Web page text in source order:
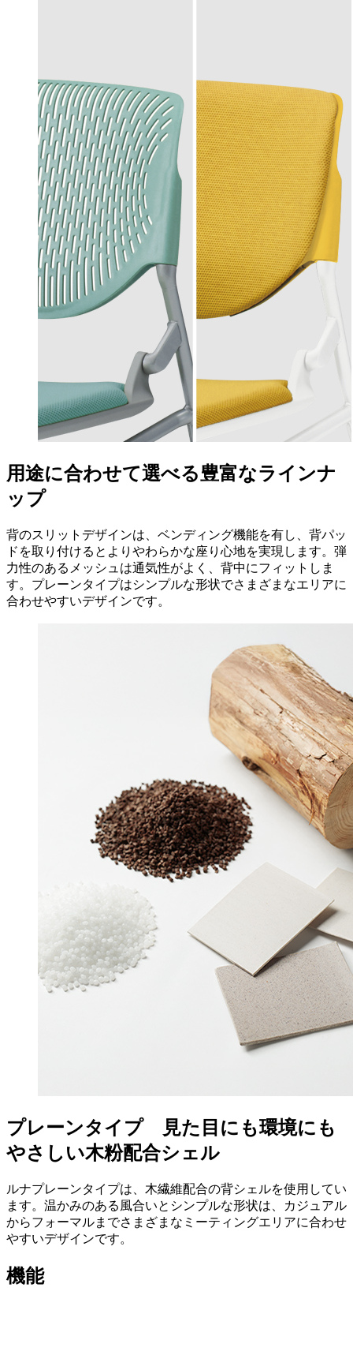
用途に合わせて選べる豊富なラインナ
ップ
背のスリットデザインは、ベンディング機能を有し、背パッ
ドを取り付けるとよりやわらかな座り心地を実現します。弾
力性のあるメッシュは通気性がよく、背中にフィットしま
す。プレーンタイプはシンプルな形状でさまざまなエリアに
合わせやすいデザインです。
プレーンタイプ 見た目にも環境にも
やさしい木粉配合シェル
ルナプレーンタイプは、木繊維配合の背シェルを使用してい
ます。温かみのある風合いとシンプルな形状は、カジュアル
からフォーマルまでさまざまなミーティングエリアに合わせ
やすいデザインです。
機能